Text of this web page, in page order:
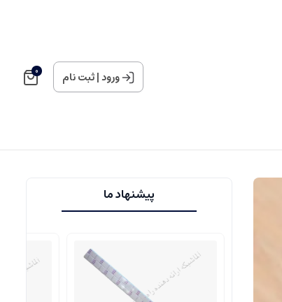
ورود|ثبت نام 0
پیشنهاد ما